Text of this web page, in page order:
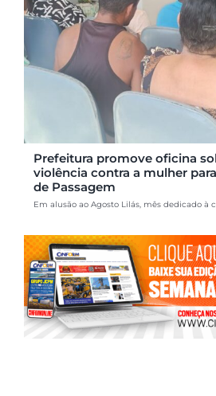
Prefeitura promove oficina
violência contra a mulher
de Passagem
Em alusão ao Agosto Lilás, mês dedicado à